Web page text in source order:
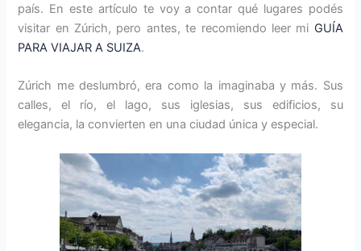
país. En este artículo te voy a contar qué lugares podés
visitar en Zúrich, pero antes, te recomiendo leer mi GUÍA
PARA VIAJAR A SUIZA.
Zúrich me deslumbró, era como la imaginaba y más. Sus
calles, el río, el lago, sus iglesias, sus edificios, su
elegancia, la convierten en una ciudad única y especial.